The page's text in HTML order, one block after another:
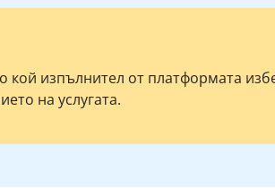
кой изпълнител от платформата
на услугата.